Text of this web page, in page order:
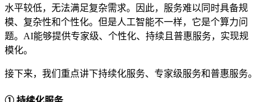
水平较低，无法满足复杂需求。因此，服务难以同时具备规
模、复杂性和个性化。但是人工智能不一样，它是个算力问
题。AI能够提供专家级、个性化、持续且普惠服务，实现规
模化。
接下来，我们重点讲下持续化服务、专家级服务和普惠服务。